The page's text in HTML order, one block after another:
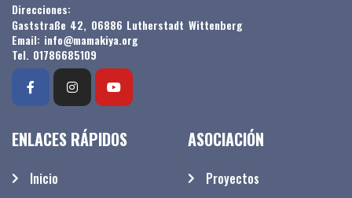
Direcciones:
Gaststraße 42, 06886 Lutherstadt Wittenberg
Email: info@mamakiya.org
Tel. 01786685109
ENLACES RÁPIDOS
Inicio
ASOCIACIÓN
Proyectos